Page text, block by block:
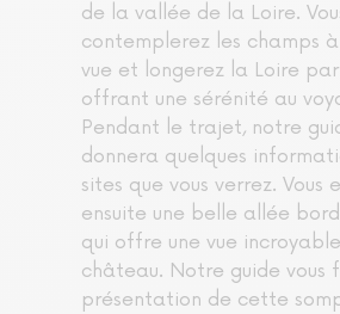
de la vallée de la Loire.
contemplerez les champs
vue et longerez la Loire
offrant une sérénité au
Pendant le trajet, notre
donnera quelques
sites que vous verrez. Vous
ensuite une belle allée
qui offre une vue
château. Notre guide vous
présentation de cette